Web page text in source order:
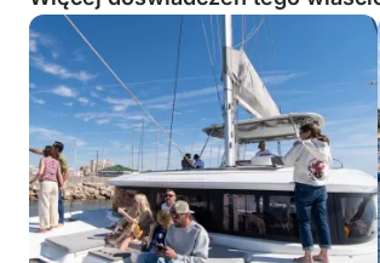
Czas trwania rejsu można
pół dnia itp.) do Twoich planów.
Możemy zaoferować dodatkowe
wzbogacić Twoje wrażenia (napoje
wodne itp.).
Wystarczy, że wyobrazisz sobie